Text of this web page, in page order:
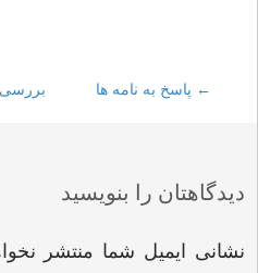
Post
navigation
← پاسخ به نامه ها بررسی
دیدگاهتان را بنویسید
نشانی ایمیل شما منتشر